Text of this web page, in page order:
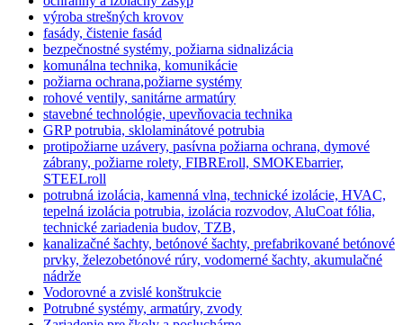
výroba strešných krovov
fasády, čistenie fasád
bezpečnostné systémy, požiarna sidnalizácia
komunálna technika, komunikácie
požiarna ochrana,požiarne systémy
rohové ventily, sanitárne armatúry
stavebné technológie, upevňovacia technika
GRP potrubia, sklolaminátové potrubia
protipožiarne uzávery, pasívna požiarna ochrana, dymové
zábrany, požiarne rolety, FIBREroll, SMOKEbarrier,
STEELroll
potrubná izolácia, kamenná vlna, technické izolácie, HVAC,
tepelná izolácia potrubia, izolácia rozvodov, AluCoat fólia,
technické zariadenia budov, TZB,
kanalizačné šachty, betónové šachty, prefabrikované betónové
prvky, železobetónové rúry, vodomerné šachty, akumulačné
nádrže
Vodorovné a zvislé konštrukcie
Potrubné systémy, armatúry, zvody